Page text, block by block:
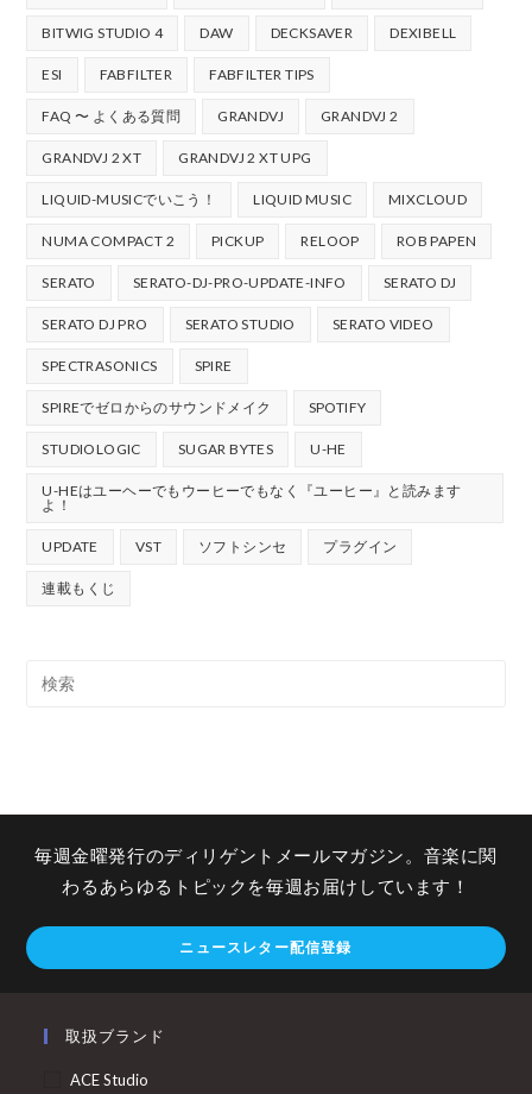
BITWIG STUDIO 4 DAW DECKSAVER DEXIBELL
ESI FABFILTER FABFILTER TIPS
FAQ 〜 よくある質問 GRANDVJ GRANDVJ 2
GRANDVJ 2 XT GRANDVJ 2 XT UPG
LIQUID-MUSICでいこう！ LIQUID MUSIC MIXCLOUD
NUMA COMPACT 2 PICKUP RELOOP ROB PAPEN
SERATO SERATO-DJ-PRO-UPDATE-INFO SERATO DJ
SERATO DJ PRO SERATO STUDIO SERATO VIDEO
SPECTRASONICS SPIRE
SPIREでゼロからのサウンドメイク SPOTIFY
STUDIOLOGIC SUGAR BYTES U-HE
U-HEはユーヘーでもウーヒーでもなく『ユーヒー』と読みます
よ！
UPDATE VST ソフトシンセ プラグイン
連載もくじ
毎週金曜発行のディリゲントメールマガジン。音楽に関
わるあらゆるトピックを毎週お届けしています！
ニュースレター配信登録
取扱ブランド
ACE Studio